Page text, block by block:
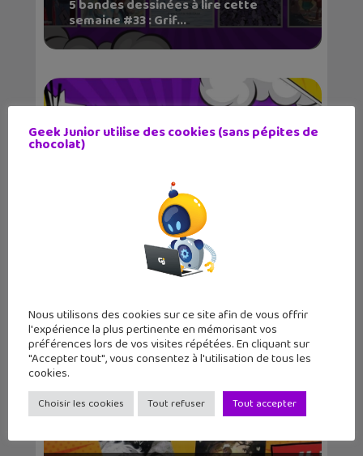
5 bandes dessinées à lire cette
semaine #33 : Grif...
5 bandes dessinées à lire cette
semaine #32 : Zebr...
Geek Junior utilise des cookies (sans pépites de
chocolat)
Nous utilisons des cookies sur ce site afin de vous offrir
l'expérience la plus pertinente en mémorisant vos
préférences lors de vos visites répétées. En cliquant sur
"Accepter tout", vous consentez à l'utilisation de tous les
cookies.
Choisir les cookies Tout refuser Tout accepter